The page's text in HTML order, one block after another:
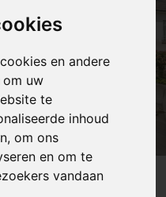
en andere
uw
te
inhoud
om ons
en om te
vandaan